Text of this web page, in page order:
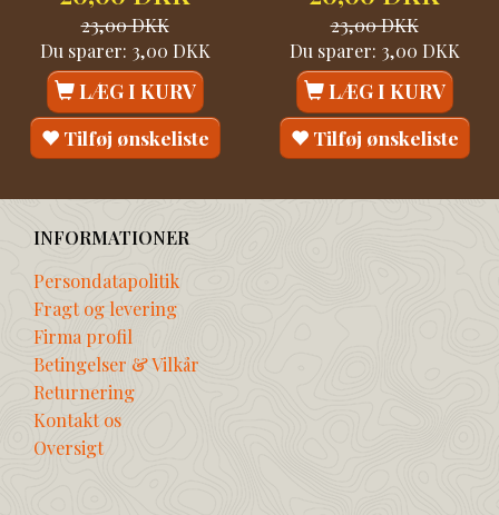
23,00 DKK
Du sparer: 3,00 DKK
LÆG I KURV
Tilføj ønskeliste
23,00 DKK
Du sparer: 3,00 DKK
LÆG I KURV
Tilføj ønskeliste
INFORMATIONER
Persondatapolitik
Fragt og levering
Firma profil
Betingelser & Vilkår
Returnering
Kontakt os
Oversigt